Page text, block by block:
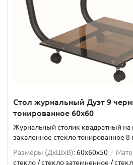
Стол журнальный Дуэт 9
тонированное 60х60
Журнальный столик квадратный на
закаленное стекло тонированное 8
Размеры (ДхШxВ): 60х60х50
стекло / стекло затемненное /